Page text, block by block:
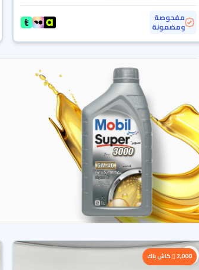
مفحوصة
ومضمونة
2,000 كاش باك